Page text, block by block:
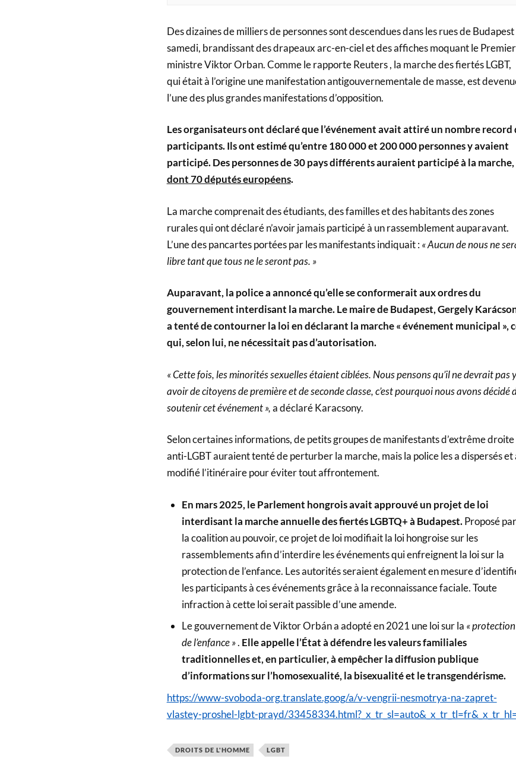
Des dizaines de milliers de personnes sont descendues dans les rues de Budapest
samedi, brandissant des drapeaux arc-en-ciel et des affiches moquant le Premier
ministre Viktor Orban. Comme le rapporte Reuters , la marche des fiertés LGBT,
qui était à l’origine une manifestation antigouvernementale de masse, est
l’une des plus grandes manifestations d’opposition.
Les organisateurs ont déclaré que l’événement avait attiré un nombre record
participants. Ils ont estimé qu’entre 180 000 et 200 000 personnes y avaient
participé. Des personnes de 30 pays différents auraient participé à la marche,
dont 70 députés européens.
La marche comprenait des étudiants, des familles et des habitants des zones
rurales qui ont déclaré n’avoir jamais participé à un rassemblement auparavant.
L’une des pancartes portées par les manifestants indiquait :« Aucun de nous ne
libre tant que tous ne le seront pas. »
Auparavant, la police a annoncé qu’elle se conformerait aux ordres du
gouvernement interdisant la marche. Le maire de Budapest, Gergely
a tenté de contourner la loi en déclarant la marche « événement municipal »,
qui, selon lui, ne nécessitait pas d’autorisation.
« Cette fois, les minorités sexuelles étaient ciblées. Nous pensons qu’il ne devrait pas y
avoir de citoyens de première et de seconde classe, c’est pourquoi nous avons décidé
soutenir cet événement »,a déclaré Karacsony.
Selon certaines informations, de petits groupes de manifestants d’extrême droite
anti-LGBT auraient tenté de perturber la marche, mais la police les a dispersés et
modifié l’itinéraire pour éviter tout affrontement.
En mars 2025, le Parlement hongrois avait approuvé un projet de loi
interdisant la marche annuelle des fiertés LGBTQ+ à Budapest.Proposé par
la coalition au pouvoir, ce projet de loi modifiait la loi hongroise sur les
rassemblements afin d’interdire les événements qui enfreignent la loi sur la
protection de l’enfance. Les autorités seraient également en mesure
les participants à ces événements grâce à la reconnaissance faciale. Toute
infraction à cette loi serait passible d’une amende.
Le gouvernement de Viktor Orbán a adopté en 2021 une loi sur la « protection
de l’enfance ». Elle appelle l’État à défendre les valeurs familiales
traditionnelles et, en particulier, à empêcher la diffusion publique
d’informations sur l’homosexualité, la bisexualité et le transgendérisme.
https://www-svoboda-org.translate.goog/a/v-vengrii-nesmotrya-na-zapret-
vlastey-proshel-lgbt-prayd/
DROITS DE L'HOMME LGBT